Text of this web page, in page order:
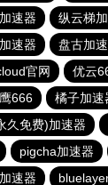
速器 纵云梯
速器 盘古加
官网 优云
666 橘子加速
久免费)加速器
pigcha加速器
速器